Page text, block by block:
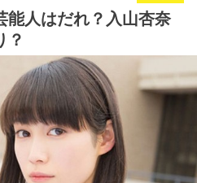
能人はだれ？入山杏奈
？